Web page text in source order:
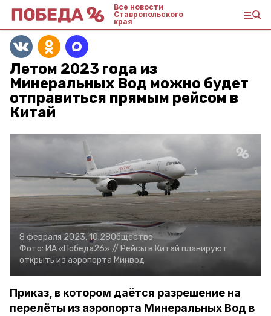
Все новости
Ставропольского
края
Летом 2023 года из
Минеральных Вод можно будет
отправиться прямым рейсом в
Китай
8 февраля 2023, 10:28Общество
Фото: ИА «Победа26» // Рейсы в Китай планируют
открыть из аэропорта Минвод
Приказ, в котором даётся разрешение на
перелёты из аэропорта Минеральных Вод в